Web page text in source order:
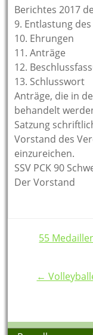
Berichtes 2017
9. Entlastung
10. Ehrungen
11. Anträge
12.
13. Schlusswort
Anträge, die in
behandelt
Satzung
Vorstand des
einzureichen.
SSV PCK 90
Der Vorstand
55
←